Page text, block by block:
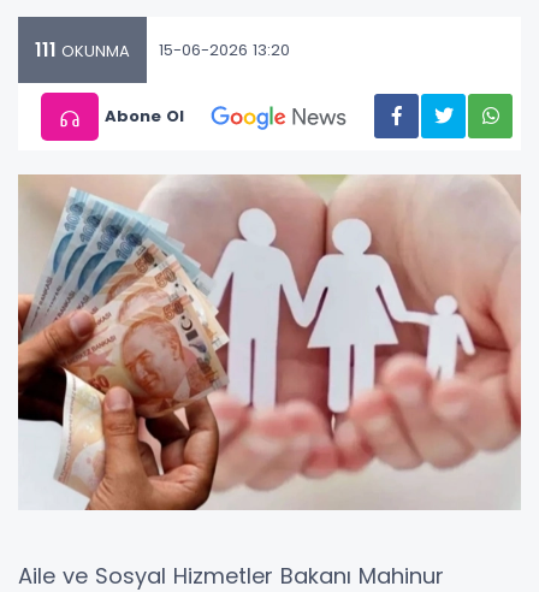
111 OKUNMA 15-06-2026 13:20
Abone Ol
Aile ve Sosyal Hizmetler Bakanı Mahinur